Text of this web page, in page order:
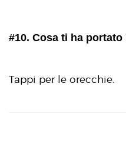
#10. Cosa ti ha portato
Tappi per le orecchie.